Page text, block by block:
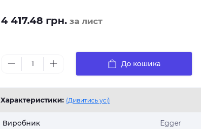
4 417.48 грн. за лист
До кошика
Характеристики: (Дивитись усі)
Виробник Egger